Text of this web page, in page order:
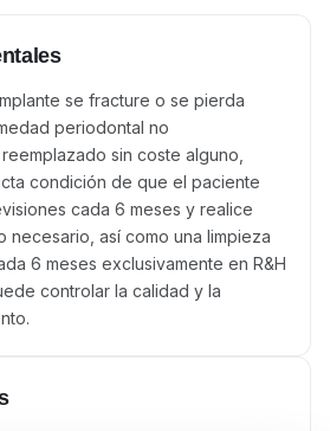
se fracture o se pierda
periodontal no
sin coste alguno,
condición de que el paciente
cada 6 meses y realice
necesario, así como una limpieza
6 meses exclusivamente en R&H
controlar la calidad y la